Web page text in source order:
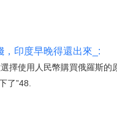
印度早晚得還出來_:
擇使用人民幣購買俄羅斯
了”48.